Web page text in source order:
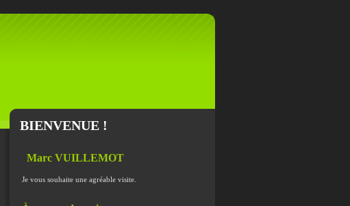
BIENVENUE !
Marc VUILLEMOT
Je vous souhaite une agréable visite.